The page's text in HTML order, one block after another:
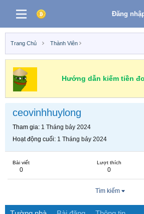
Đăng
Trang Chủ Thành Viên
Hướng dẫn kiếm tiền
ceovinhhuylong
Tham gia 1 Tháng bảy 2024
Hoạt động cuối 1 Tháng bảy 2024
Bài viết
0
Lượt thích
0
Tìm kiếm